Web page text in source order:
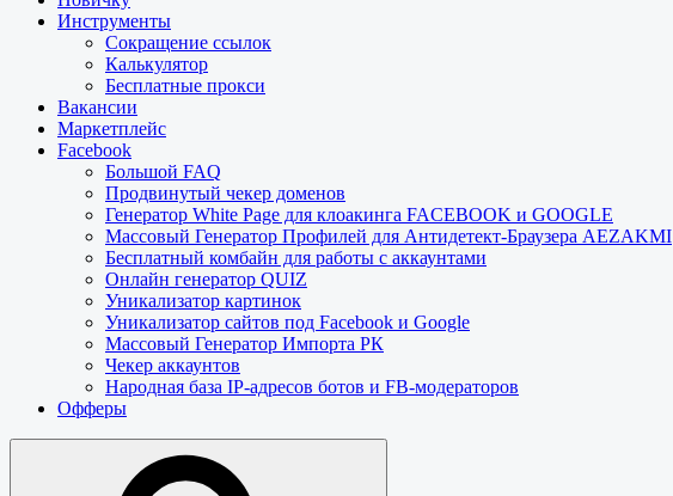
Инструменты
Сокращение ссылок
Калькулятор
Бесплатные прокси
Вакансии
Маркетплейс
Facebook
Большой FAQ
Продвинутый чекер доменов
Генератор White Page для клоакинга FACEBOOK и GOOGLE
Массовый Генератор Профилей для Антидетект-Браузера AEZAKMI
Бесплатный комбайн для работы с аккаунтами
Онлайн генератор QUIZ
Уникализатор картинок
Уникализатор сайтов под Facebook и Google
Массовый Генератор Импорта РК
Чекер аккаунтов
Народная база IP-адресов ботов и FB-модераторов
Офферы